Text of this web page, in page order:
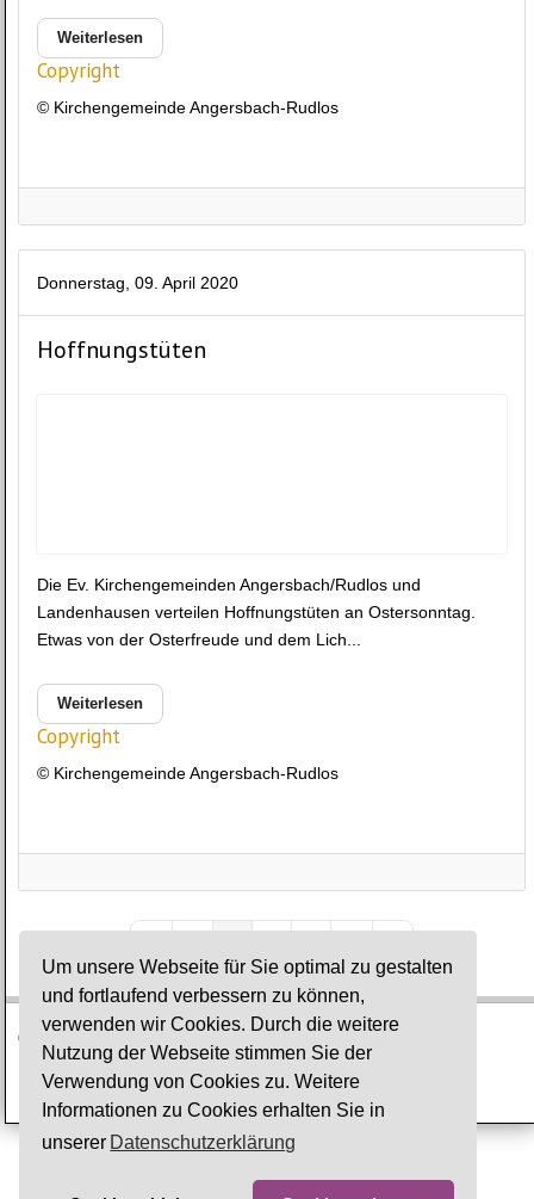
Um unsere Webseite für Sie optimal zu gestalten
und fortlaufend verbessern zu können,
verwenden wir Cookies. Durch die weitere
Nutzung der Webseite stimmen Sie der
Verwendung von Cookies zu. Weitere
Informationen zu Cookies erhalten Sie in
unserer Datenschutzerklärung
Weiterlesen
Copyright
© Kirchengemeinde Angersbach-Rudlos
Donnerstag, 09. April 2020
Hoffnungstüten
Die Ev. Kirchengemeinden Angersbach/Rudlos und
Landenhausen verteilen Hoffnungstüten an Ostersonntag.
Etwas von der Osterfreude und dem Lich...
Weiterlesen
Copyright
© Kirchengemeinde Angersbach-Rudlos
© Ev. Gesamtkirchengemeinde Lauterbach-Wartenberg
Impressum·Datenschutz